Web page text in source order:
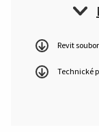
Revit soubor
Technické